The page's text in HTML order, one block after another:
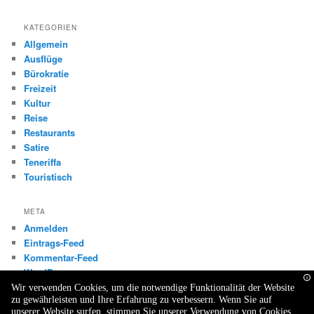
KATEGORIEN
Allgemein
Ausflüge
Bürokratie
Freizeit
Kultur
Reise
Restaurants
Satire
Teneriffa
Touristisch
META
Anmelden
Eintrags-Feed
Kommentar-Feed
WordPress.org
Wir verwenden Cookies, um die notwendige Funktionalität der Website
zu gewährleisten und Ihre Erfahrung zu verbessern. Wenn Sie auf
unserer Website surfen, stimmen Sie unserer Verwendung von Cookies